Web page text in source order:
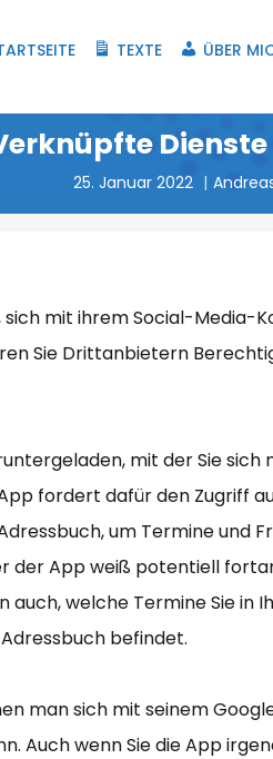
TEXTE ÜBER
25. Januar 2022
mit ihrem Social-Media-
Sie Drittanbietern
mit der Sie sich
fordert dafür den Zugriff
um Termine und
der App weiß potentiell
welche Termine Sie in
befindet.
man sich mit seinem
Auch wenn Sie die App